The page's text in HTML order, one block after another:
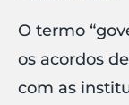
O termo
os acordos
com as